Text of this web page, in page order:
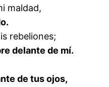
maldad,
rebeliones;
delante de mí.
de tus ojos,